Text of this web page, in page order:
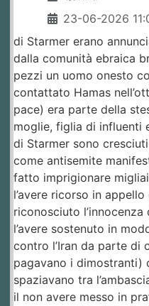
23-06-2026
di Starmer erano
dalla comunità ebraica
pezzi un uomo onesto
contattato Hamas
pace) era parte della
moglie, figlia di influenti
di Starmer sono
come antisemite
fatto imprigionare
l’avere ricorso in
riconosciuto
l’avere sostenuto in
contro l’Iran da parte di
pagavano i dimostranti)
spaziavano tra
il non avere messo in